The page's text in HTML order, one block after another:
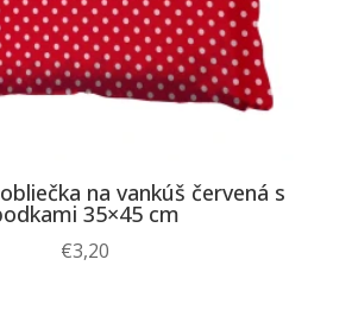
na vankúš červená s
35×45 cm
€3,20